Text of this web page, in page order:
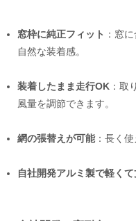
窓枠に純正フィット ：窓
自然な装着感。
装着したまま走行OK ：取
風量を調節できます。
網の張替えが可能：長く使
自社開発アルミ製で軽く